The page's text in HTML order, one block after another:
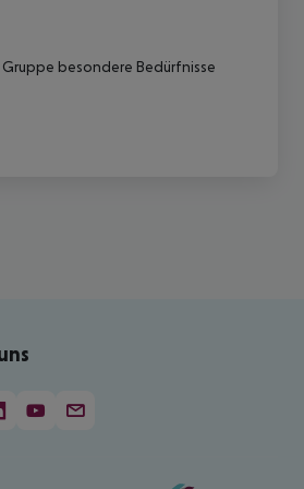
besondere Bedürfnisse